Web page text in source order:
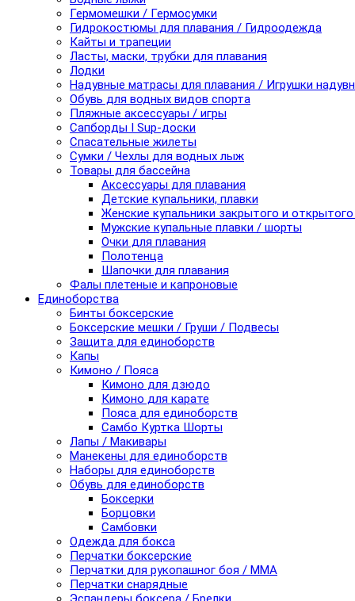
Гермомешки / Гермосумки
Гидрокостюмы для плавания / Гидроодежда
Кайты и трапеции
Ласты, маски, трубки для плавания
Лодки
Надувные матрасы для плавания / Игрушки
Обувь для водных видов спорта
Пляжные аксессуары / игры
Сапборды I Sup-доски
Спасательные жилеты
Сумки / Чехлы для водных лыж
Товары для бассейна
Аксессуары для плавания
Детские купальники, плавки
Женские купальники закрытого и
Мужские купальные плавки / шорты
Очки для плавания
Полотенца
Шапочки для плавания
Фалы плетеные и капроновые
Единоборства
Бинты боксерские
Боксерские мешки / Груши / Подвесы
Защита для единоборств
Капы
Кимоно / Пояса
Кимоно для дзюдо
Кимоно для карате
Пояса для единоборств
Самбо Куртка Шорты
Лапы / Макивары
Манекены для единоборств
Наборы для единоборств
Обувь для единоборств
Боксерки
Борцовки
Самбовки
Одежда для бокса
Перчатки боксерские
Перчатки для рукопашног боя / ММА
Перчатки снарядные